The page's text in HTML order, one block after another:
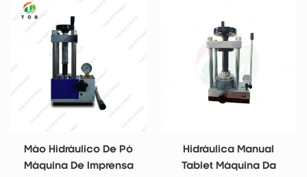
podem atingir até 60 toneladas
com exibição de escala dupla de
pressão e intensidade.
raios-X a análise de cálcio, ferro
de engomar analyzer e outros
equipamentos.
Mão Hidráulico De Pó
Máquina De Imprensa
Hidráulica Manual
Tablet Máquina Da